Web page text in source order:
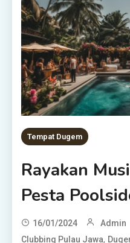
Tempat Dugem
Rayakan
Pesta
16/01/2024 Admin
Clubbing Pulau Jawa,